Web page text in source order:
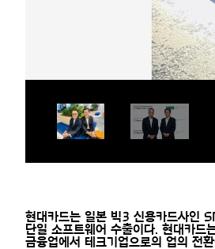
현대카드는 일본 빅3 신용카드사
단일 소프트웨어 수출이다. 현대카
금융업에서 테크기업으로의 업의 전